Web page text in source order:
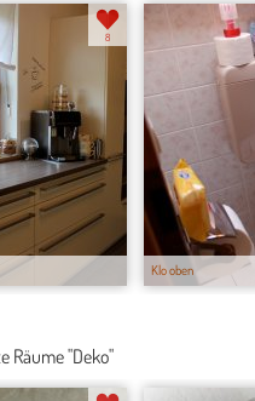
8
Klo oben
Räume "Deko"